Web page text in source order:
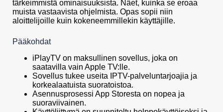
tärkeimmistä ominaisuuksista. Näet, kuinka se eroaa
muista vastaavista ohjelmista. Opas sopii niin
aloittelijoille kuin kokeneemmillekin käyttäjille.
Pääkohdat
iPlayTV on maksullinen sovellus, joka on
saatavilla vain Apple TV:lle.
Sovellus tukee useita IPTV-palveluntarjoajia ja
korkealaatuista suoratoistoa.
Asennusprosessi App Storesta on nopea ja
suoraviivainen.